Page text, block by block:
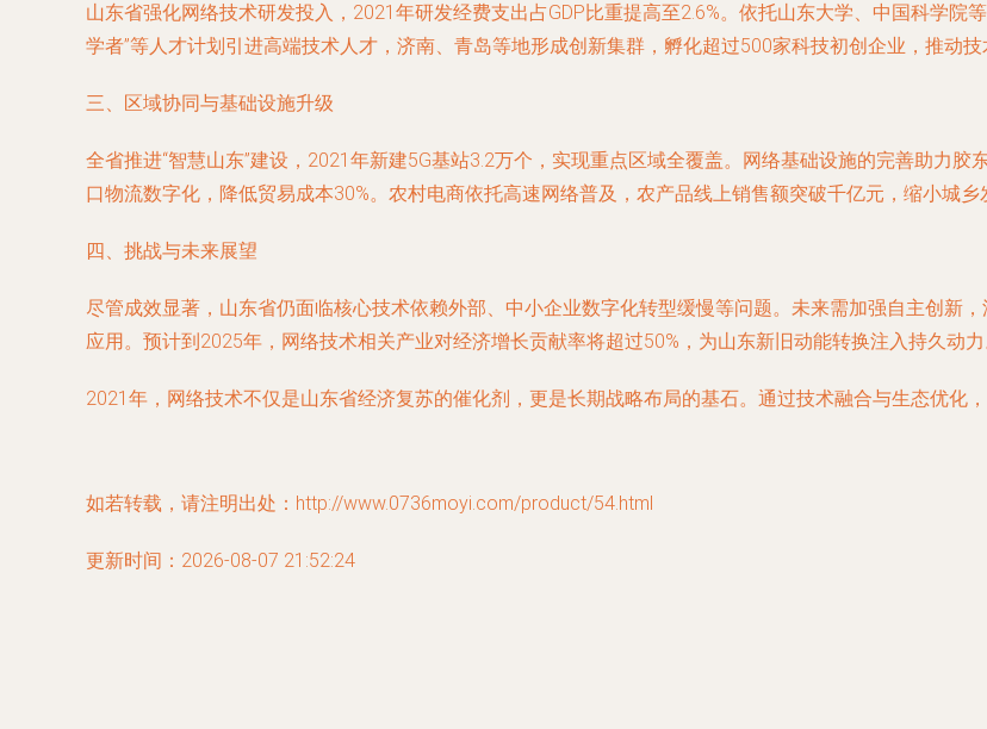
山东省强化网络技术研发投入，2021年研发经费支出占GDP比重提高至2.6%。依托山东大学、中国科学院
学者”等人才计划引进高端技术人才，济南、青岛等地形成创新集群，孵化超过500家科技初创企业，推动技
三、区域协同与基础设施升级
全省推进“智慧山东”建设，2021年新建5G基站3.2万个，实现重点区域全覆盖。网络基础设施的完善助力
口物流数字化，降低贸易成本30%。农村电商依托高速网络普及，农产品线上销售额突破千亿元，缩小城乡
四、挑战与未来展望
尽管成效显著，山东省仍面临核心技术依赖外部、中小企业数字化转型缓慢等问题。未来需加强自主创新
应用。预计到2025年，网络技术相关产业对经济增长贡献率将超过50%，为山东新旧动能转换注入持久动力
2021年，网络技术不仅是山东省经济复苏的催化剂，更是长期战略布局的基石。通过技术融合与生态优化
如若转载，请注明出处：http://www.0736moyi.com/product/54.html
更新时间：2026-08-07 21:52:24